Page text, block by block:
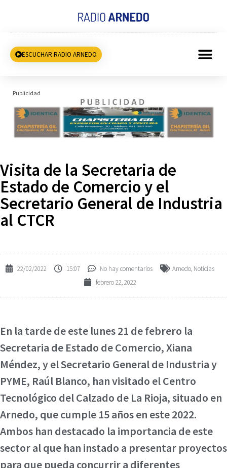
ESCUCHAR RADIO ARNEDO
Publicidad
Visita de la Secretaria de
Estado de Comercio y el
Secretario General de Industria
al CTCR
22/02/2022 15:07 No hay comentarios Arnedo, Noticias
febrero 22, 2022
En la tarde de este lunes 21 de febrero la
Secretaria de Estado de Comercio, Xiana
Méndez, y el Secretario General de Industria y
PYME, Raúl Blanco, han visitado el Centro
Tecnológico del Calzado de La Rioja, situado en
Arnedo, que cumple 15 años en este 2022.
Ambos han destacado la importancia de este
sector al que han instado a presentar proyectos
para que pueda concurrir a diferentes